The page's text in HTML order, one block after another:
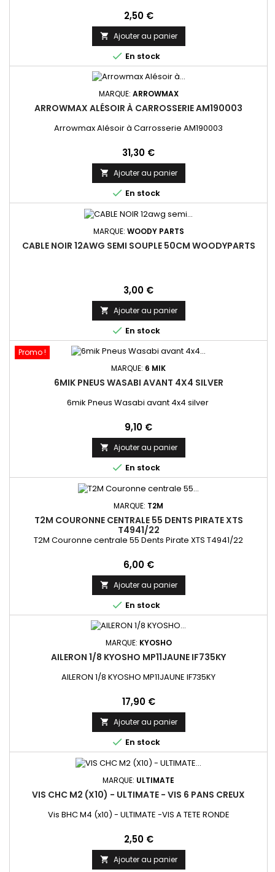
Prix
2,50 €
 Ajouter au panier
 En stock
MARQUE: ARROWMAX
ARROWMAX ALÉSOIR À CARROSSERIE AM190003
Arrowmax Alésoir à Carrosserie AM190003
Prix
31,30 €
 Ajouter au panier
 En stock
MARQUE: WOODY PARTS
CABLE NOIR 12AWG SEMI SOUPLE 50CM WOODYPARTS
Prix
3,00 €
 Ajouter au panier
 En stock
Promo !
MARQUE: 6 MIK
6MIK PNEUS WASABI AVANT 4X4 SILVER
6mik Pneus Wasabi avant 4x4 silver
Prix
9,10 €
 Ajouter au panier
 En stock
MARQUE: T2M
T2M COURONNE CENTRALE 55 DENTS PIRATE XTS
T4941/22
T2M Couronne centrale 55 Dents Pirate XTS T4941/22
Prix
6,00 €
 Ajouter au panier
 En stock
MARQUE: KYOSHO
AILERON 1/8 KYOSHO MP11JAUNE IF735KY
AILERON 1/8 KYOSHO MP11JAUNE IF735KY
Prix
17,90 €
 Ajouter au panier
 En stock
MARQUE: ULTIMATE
VIS CHC M2 (X10) - ULTIMATE - VIS 6 PANS CREUX
Vis BHC M4 (x10) - ULTIMATE -VIS A TETE RONDE
Prix
2,50 €
 Ajouter au panier